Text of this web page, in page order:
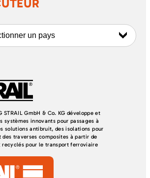
un pays
STRAIL GmbH & Co. KG développe et
systèmes innovants pour passages à
solutions antibruit, des isolations pour
des traverses composites à partir de
recyclés pour le transport ferroviaire